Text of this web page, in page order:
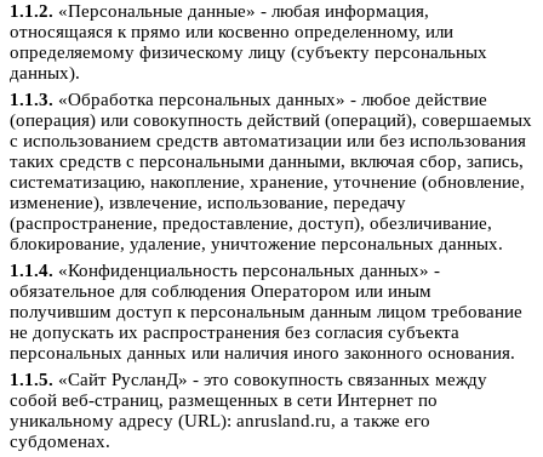
1.1.2. «Персональные данные» - любая информация,
относящаяся к прямо или косвенно определенному, или
определяемому физическому лицу (субъекту персональных
данных).
1.1.3. «Обработка персональных данных» - любое действие
(операция) или совокупность действий (операций), совершаемых
с использованием средств автоматизации или без использования
таких средств с персональными данными, включая сбор, запись,
систематизацию, накопление, хранение, уточнение (обновление,
изменение), извлечение, использование, передачу
(распространение, предоставление, доступ), обезличивание,
блокирование, удаление, уничтожение персональных данных.
1.1.4. «Конфиденциальность персональных данных» -
обязательное для соблюдения Оператором или иным
получившим доступ к персональным данным лицом требование
не допускать их распространения без согласия субъекта
персональных данных или наличия иного законного основания.
1.1.5. «Сайт РусланД» - это совокупность связанных между
собой веб-страниц, размещенных в сети Интернет по
уникальному адресу (URL): anrusland.ru, а также его
субдоменах.